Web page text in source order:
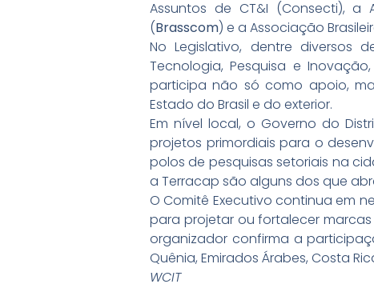
Assuntos de CT&I (Consecti), a
(Brasscom) e a Associação
No Legislativo, dentre diversos
Tecnologia, Pesquisa e
participa não só como apoio,
Estado do Brasil e do exterior.
Em nível local, o Governo do
projetos primordiais para o
polos de pesquisas setoriais na
a Terracap são alguns dos que
O Comitê Executivo continua em
para projetar ou fortalecer
organizador confirma a
Quênia, Emirados Árabes, Costa
WCIT